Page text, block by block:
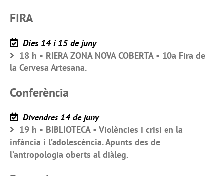
FIRA
Dies 14 i 15 de juny
18 h • RIERA ZONA NOVA COBERTA • 10a Fira de
la Cervesa Artesana.
Conferència
Divendres 14 de juny
19 h • BIBLIOTECA • Violències i crisi en la
infància i l’adolescència. Apunts des de
l’antropologia oberts al diàleg.